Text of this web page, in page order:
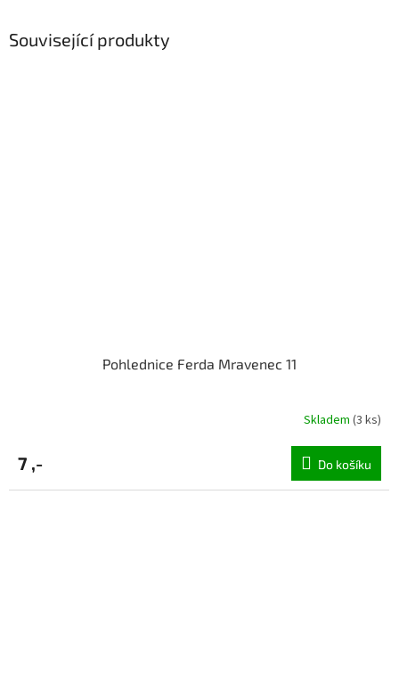
Související produkty
Pohlednice Ferda Mravenec 11
Skladem (3 ks)
7 ,- Do košíku